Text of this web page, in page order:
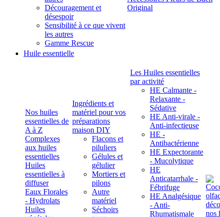
Découragement et
désespoir
Sensibilité à ce que vivent
les autres
Gamme Rescue
Original
Huile essentielle
Nos huiles
essentielles de
A à Z
Complexes
aux huiles
essentielles
Huiles
essentielles à
diffuser
Eaux Florales
- Hydrolats
Huiles
Ingrédients et
matériel pour vos
préparations
maison DIY
Flacons et
piluliers
Gélules et
gélulier
Mortiers et
pilons
Autre
matériel
Séchoirs
Les Huiles essentielles
par activité
HE Calmante -
Relaxante -
Sédative
HE Anti-virale -
Anti-infectieuse
HE -
Antibactérienne
HE Expectorante
- Mucolytique
HE
Anticatarrhale -
Fébrifuge
HE Analgésique
- Anti-
Rhumatismale